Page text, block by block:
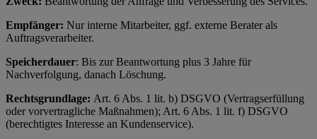
Empfänger: Nur interne Mitarbeiter, ggf. externe Berater als
Auftragsverarbeiter.
Speicherdauer: Bis zur Beantwortung plus 3 Jahre für
Nachverfolgung, danach Löschung.
Rechtsgrundlage: Art. 6 Abs. 1 lit. b) DSGVO (Vertragserfüllung
oder vorvertragliche Maßnahmen); Art. 6 Abs. 1 lit. f) DSGVO
(berechtigtes Interesse an Kundenservice).